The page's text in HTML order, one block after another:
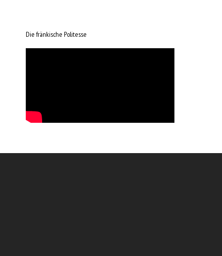
Die fränkische Politesse